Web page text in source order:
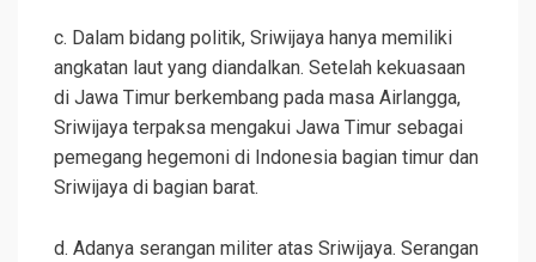
c. Dalam bidang politik, Sriwijaya hanya memiliki
angkatan laut yang diandalkan. Setelah kekuasaan
di Jawa Timur berkembang pada masa Airlangga,
Sriwijaya terpaksa mengakui Jawa Timur sebagai
pemegang hegemoni di Indonesia bagian timur dan
Sriwijaya di bagian barat.
d. Adanya serangan militer atas Sriwijaya. Serangan